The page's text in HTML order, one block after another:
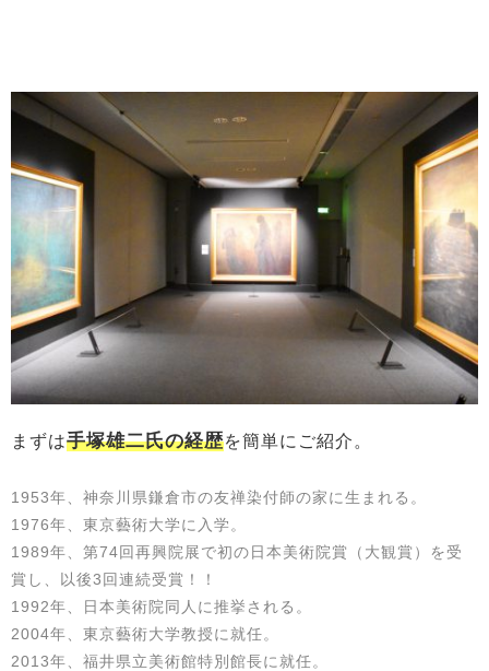
まずは手塚雄二氏の経歴を簡単にご紹介。
1953年、神奈川県鎌倉市の友禅染付師の家に生まれる。
1976年、東京藝術大学に入学。
1989年、第74回再興院展で初の日本美術院賞（大観賞）を受
賞し、以後3回連続受賞！！
1992年、日本美術院同人に推挙される。
2004年、東京藝術大学教授に就任。
2013年、福井県立美術館特別館長に就任。